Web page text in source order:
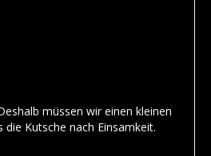
müssen wir einen kleinen
Kutsche nach Einsamkeit.